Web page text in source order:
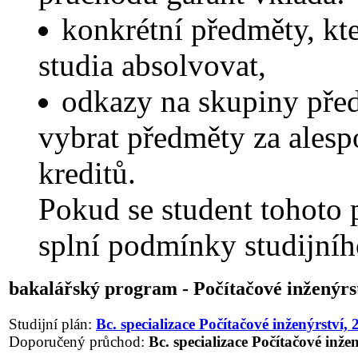
konkrétní předměty,
studia absolvovat,
odkazy na skupiny
vybrat předměty za
kreditů.
Pokud se student
splní podmínky
bakalářský program - Počítačové
Studijní plán: Bc. specializace Počítačové inženýrství,
Doporučený průchod: Bc. specializace Počítačové